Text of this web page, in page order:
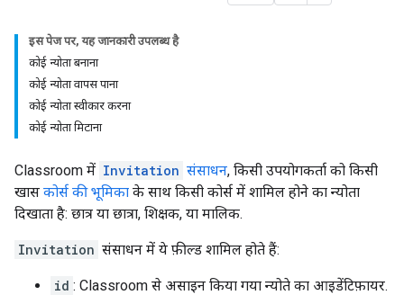
इस पेज पर, यह जानकारी उपलब्ध है
कोई न्योता बनाना
कोई न्योता वापस पाना
कोई न्योता स्वीकार करना
कोई न्योता मिटाना
Classroom में Invitation संसाधन, किसी उपयोगकर्ता को किसी
खास कोर्स की भूमिका के साथ किसी कोर्स में शामिल होने का न्योता
दिखाता है: छात्र या छात्रा, शिक्षक, या मालिक.
Invitation संसाधन में ये फ़ील्ड शामिल होते हैं:
id : Classroom से असाइन किया गया न्योते का आइडेंटिफ़ायर.